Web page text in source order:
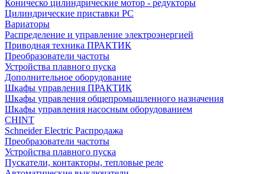
Коническо цилиндрические мотор - редукторы
Цилиндрические приставки PC
Вариаторы
Распределение и управление электроэнергией
Приводная техника ПРАКТИК
Преобразователи частоты
Устройства плавного пуска
Дополнительное оборудование
Шкафы управления ПРАКТИК
Шкафы управления общепромышленного назначения
Шкафы управления насосным оборудованием
CHINT
Schneider Electric Распродажа
Преобразователи частоты
Устройства плавного пуска
Пускатели, контакторы, тепловые реле